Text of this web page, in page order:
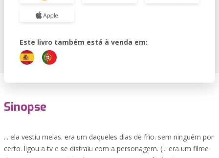
Este livro também está à venda em:
Sinopse
... ela vestiu meias. era um daqueles dias de frio. sem ninguém por
certo. ligou a tv e se distraiu com a personagem. (... era um filme